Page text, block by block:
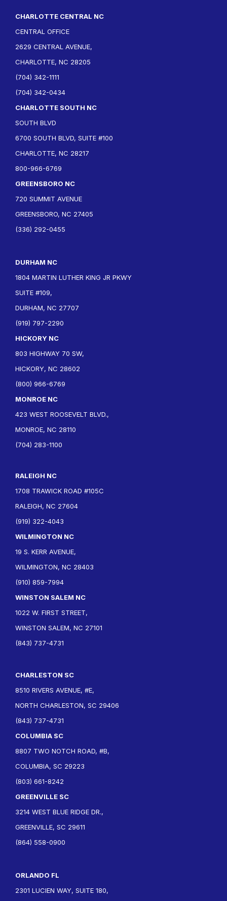
CHARLOTTE CENTRAL NC
CENTRAL OFFICE
2629 CENTRAL AVENUE,
CHARLOTTE, NC 28205
(704) 342-1111
(704) 342-0434
CHARLOTTE SOUTH NC
SOUTH BLVD
6700 SOUTH BLVD, SUITE #100
CHARLOTTE, NC 28217
800-966-6769
GREENSBORO NC
720 SUMMIT AVENUE
GREENSBORO, NC 27405
(336) 292-0455
DURHAM NC
1804 MARTIN LUTHER KING JR PKWY
SUITE #109,
DURHAM, NC 27707
(919) 797-2290
HICKORY NC
803 HIGHWAY 70 SW,
HICKORY, NC 28602
(800) 966-6769
MONROE NC
423 WEST ROOSEVELT BLVD.,
MONROE, NC 28110
(704) 283-1100
RALEIGH NC
1708 TRAWICK ROAD #105C
RALEIGH, NC 27604
(919) 322-4043
WILMINGTON NC
19 S. KERR AVENUE,
WILMINGTON, NC 28403
(910) 859-7994
WINSTON SALEM NC
1022 W. FIRST STREET,
WINSTON SALEM, NC 27101
(843) 737-4731
CHARLESTON SC
8510 RIVERS AVENUE, #E,
NORTH CHARLESTON, SC 29406
(843) 737-4731
COLUMBIA SC
8807 TWO NOTCH ROAD, #B,
COLUMBIA, SC 29223
(803) 661-8242
GREENVILLE SC
3214 WEST BLUE RIDGE DR.,
GREENVILLE, SC 29611
(864) 558-0900
ORLANDO FL
2301 LUCIEN WAY, SUITE 180,